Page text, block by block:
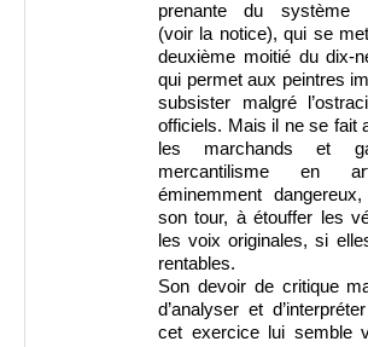
prenante du système
(voir la notice), qui se
deuxième moitié du dix-
qui permet aux peintres
subsister malgré
officiels. Mais il ne se fait
les marchands et
mercantilisme en
éminemment
son tour, à étouffer les
les voix originales, si
rentables.
Son devoir de critique
d’analyser et
cet exercice lui semble